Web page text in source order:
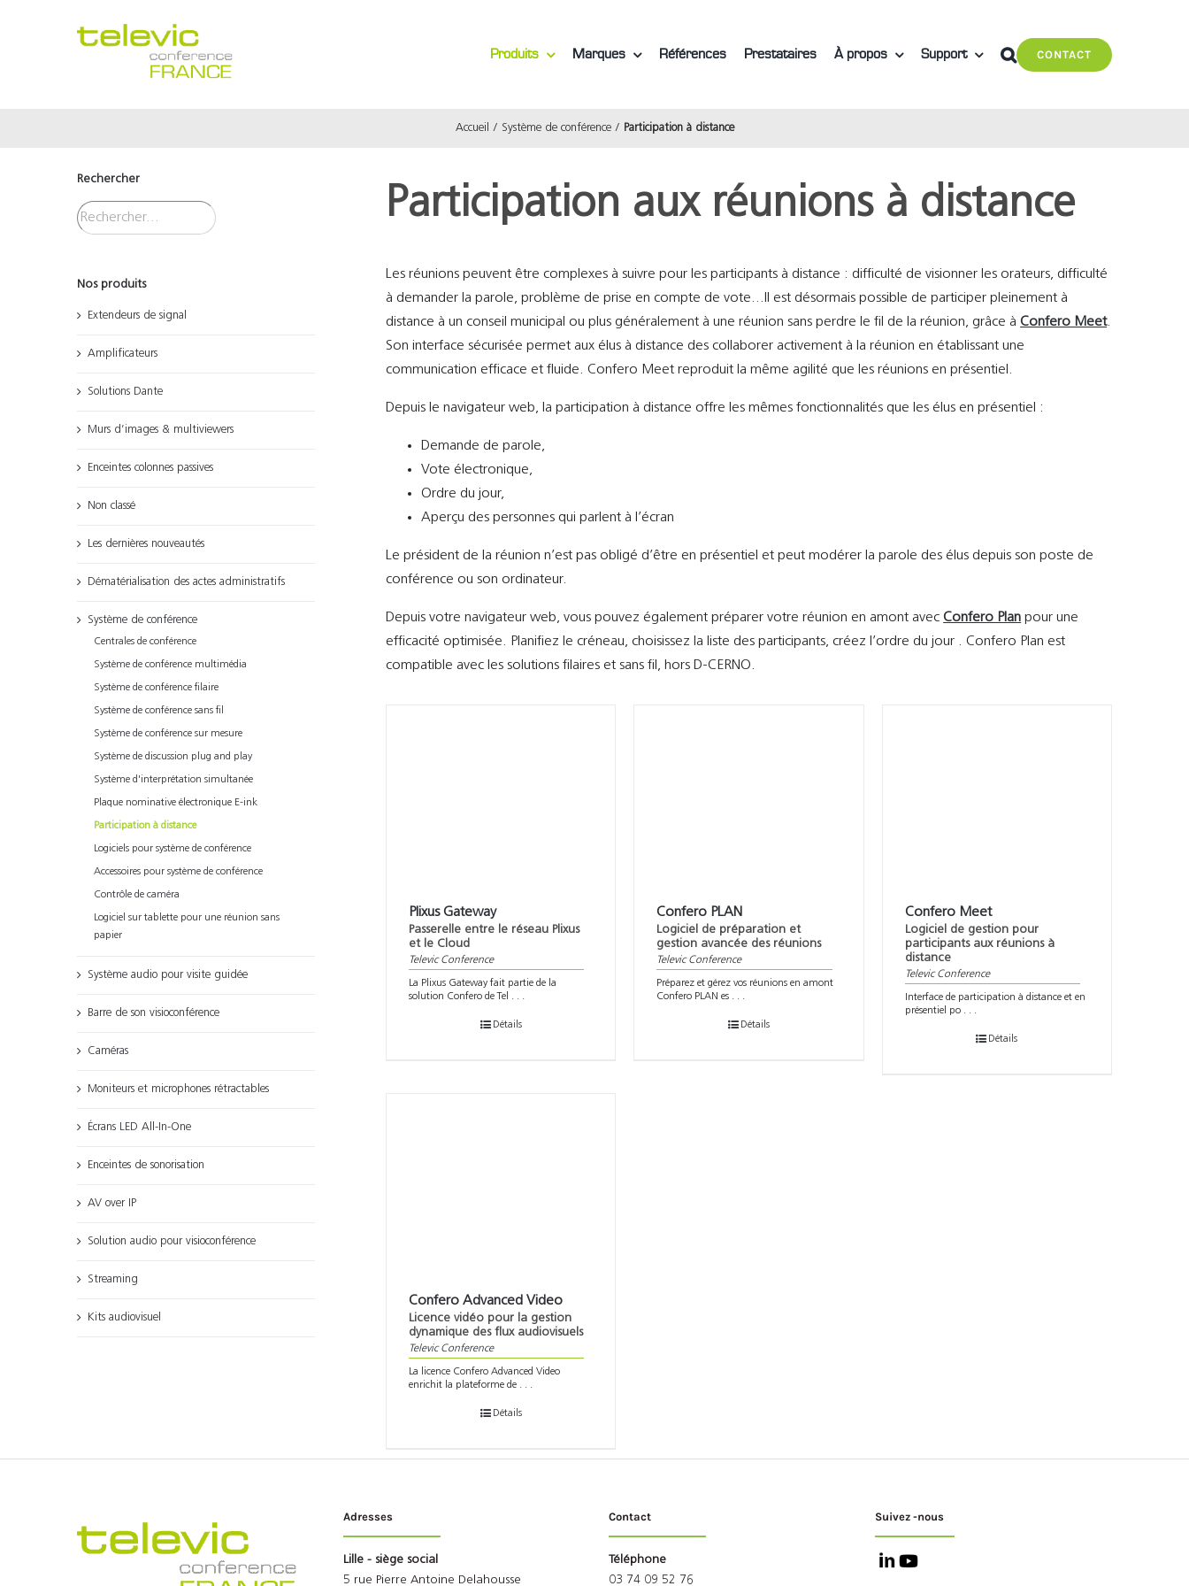
Produits Marques Références Prestataires À propos Support CONTACT
Accueil Système de conférence Participation à distance
Participation aux réunions à distance
Les réunions peuvent être complexes à suivre pour les participants à distance : difficulté de visionner les orateurs, difficulté
à demander la parole, problème de prise en compte de vote…Il est désormais possible de participer pleinement à
distance à un conseil municipal ou plus généralement à une réunion sans perdre le fil de la réunion, grâce àConfero Meet.
Son interface sécurisée permet aux élus à distance des collaborer activement à la réunion en établissant une
communication efficace et fluide. Confero Meet reproduit la même agilité que les réunions en présentiel.
Depuis le navigateur web, la participation à distance offre les mêmes fonctionnalités que les élus en présentiel :
Demande de parole,
Vote électronique,
Ordre du jour,
Aperçu des personnes qui parlent à l’écran
Le président de la réunion n’est pas obligé d’être en présentiel et peut modérer la parole des élus depuis son poste de
conférence ou son ordinateur.
Depuis votre navigateur web, vous pouvez également préparer votre réunion en amont avecConfero Plan pour une
efficacité optimisée. Planifiez le créneau, choisissez la liste des participants, créez l’ordre du jour . Confero Plan est
compatible avec les solutions filaires et sans fil, hors D-CERNO.
Plixus Gateway
Passerelle entre le réseau Plixus
et le Cloud
Televic Conference
La Plixus Gateway fait partie de la
solution Confero de Tel . . .
Détails
Confero PLAN
Logiciel de préparation et
gestion avancée des réunions
Televic Conference
Préparez et gérez vos réunions en amont
Confero PLAN es . . .
Détails
Confero Meet
Logiciel de gestion pour
participants aux réunions à
distance
Televic Conference
Interface de participation à distance et en
présentiel po . . .
Détails
Confero Advanced Video
Licence vidéo pour la gestion
dynamique des flux audiovisuels
Televic Conference
La licence Confero Advanced Video
enrichit la plateforme de . . .
Détails
Rechercher
Nos produits
Extendeurs de signal
Amplificateurs
Solutions Dante
Murs d’images & multiviewers
Enceintes colonnes passives
Non classé
Les dernières nouveautés
Dématérialisation des actes administratifs
Système de conférence
Centrales de conférence
Système de conférence multimédia
Système de conférence filaire
Système de conférence sans fil
Système de conférence sur mesure
Système de discussion plug and play
Système d'interprétation simultanée
Plaque nominative électronique E-ink
Participation à distance
Logiciels pour système de conférence
Accessoires pour système de conférence
Contrôle de caméra
Logiciel sur tablette pour une réunion sans
papier
Système audio pour visite guidée
Barre de son visioconférence
Caméras
Moniteurs et microphones rétractables
Écrans LED All-In-One
Enceintes de sonorisation
AV over IP
Solution audio pour visioconférence
Streaming
Kits audiovisuel
Adresses
Lille - siège social
5 rue Pierre Antoine Delahousse
Contact
Téléphone
03 74 09 52 76
Suivez -nous